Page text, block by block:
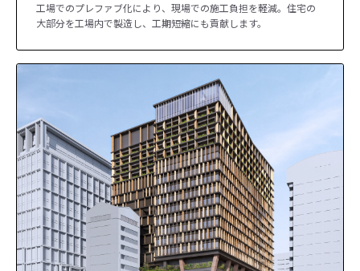
工場でのプレファブ化により、現場での施工負担を軽減。住宅の
大部分を工場内で製造し、工期短縮にも貢献します。